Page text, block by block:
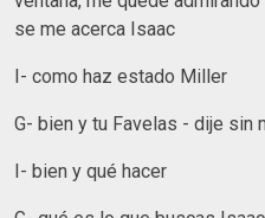
se me acerca Isaac
I- como haz estado Miller
G- bien y tu Favelas - dije sin
I- bien y qué hacer